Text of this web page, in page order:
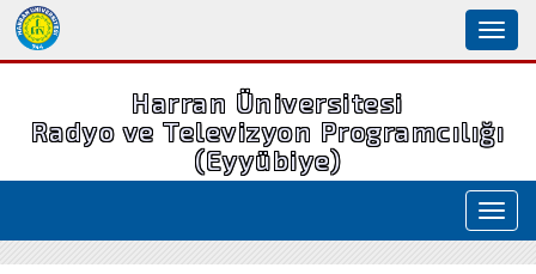
Harran Üniversitesi
Radyo ve Televizyon Programcılığı
(Eyyübiye)